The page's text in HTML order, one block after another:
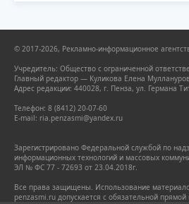
© 2017-2026, Рекламно-информационное
Учредитель: Общество с ограниченной
Главный редактор — Куликова Елена
Адрес редакции: 440028, г. Пенза, ул. Германа
Телефон: 8 (8412) 20-07-60
E-mail: ria.penzasmi@yandex.ru
Зарегистрировано Федеральной службой по
информационных технологий и массовых
ЭЛ № ФС 77 - 72693 от 23.04.2018г.
Все права защищены. Использование
penzasmi.ru допускается с обязательной